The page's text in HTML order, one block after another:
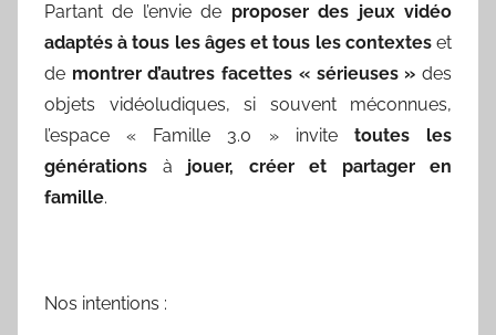
Partant de l’envie de proposer des jeux vidéo
adaptés à tous les âges et tous les contexteset
de montrer d’autres facettes « sérieuses » des
objets vidéoludiques, si souvent méconnues,
l’espace « Famille 3.0 » invite toutes les
générations à jouer, créer et partager en
famille.
Nos intentions :